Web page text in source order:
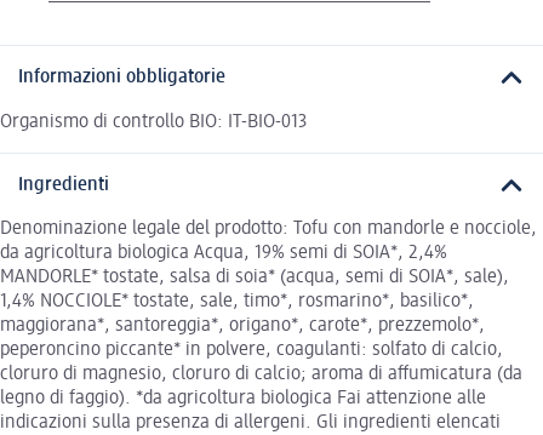
Informazioni obbligatorie
Organismo di controllo BIO: IT-BIO-013
Ingredienti
Denominazione legale del prodotto: Tofu con mandorle e nocciole,
da agricoltura biologica Acqua, 19% semi di SOIA*, 2,4%
MANDORLE* tostate, salsa di soia* (acqua, semi di SOIA*, sale),
1,4% NOCCIOLE* tostate, sale, timo*, rosmarino*, basilico*,
maggiorana*, santoreggia*, origano*, carote*, prezzemolo*,
peperoncino piccante* in polvere, coagulanti: solfato di calcio,
cloruro di magnesio, cloruro di calcio; aroma di affumicatura (da
legno di faggio). *da agricoltura biologica Fai attenzione alle
indicazioni sulla presenza di allergeni. Gli ingredienti elencati